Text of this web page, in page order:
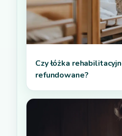
Czy łóżka
refundowane?